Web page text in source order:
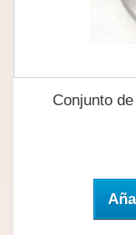
Conjunto